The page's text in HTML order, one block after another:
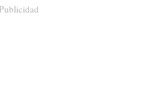
Publicidad